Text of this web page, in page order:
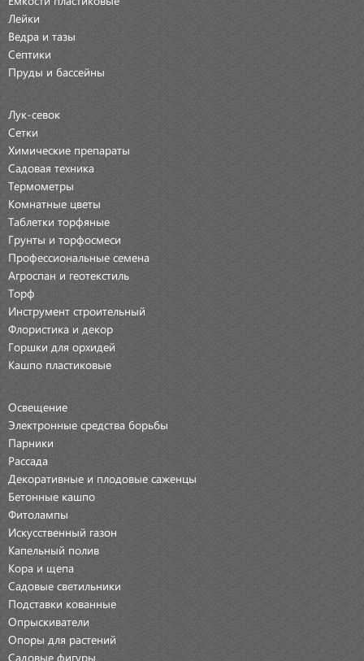
Лейки
Ведра и тазы
Септики
Пруды и бассейны
Лук-севок
Сетки
Химические препараты
Садовая техника
Термометры
Комнатные цветы
Таблетки торфяные
Грунты и торфосмеси
Профессиональные семена
Агроспан и геотекстиль
Торф
Инструмент строительный
Флористика и декор
Горшки для орхидей
Кашпо пластиковые
Освещение
Электронные средства борьбы
Парники
Рассада
Декоративные и плодовые саженцы
Бетонные кашпо
Фитолампы
Искусственный газон
Капельный полив
Кора и щепа
Садовые светильники
Подставки кованные
Опрыскиватели
Опоры для растений
Садовые фигуры